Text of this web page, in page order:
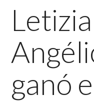
ganó